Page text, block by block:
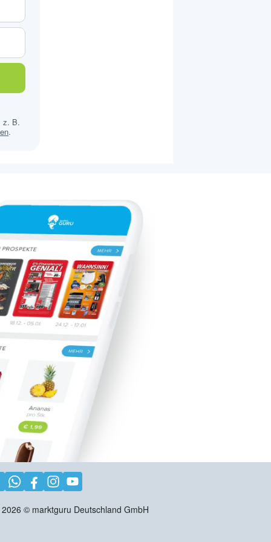
z. B.
.
2026 © marktguru Deutschland GmbH